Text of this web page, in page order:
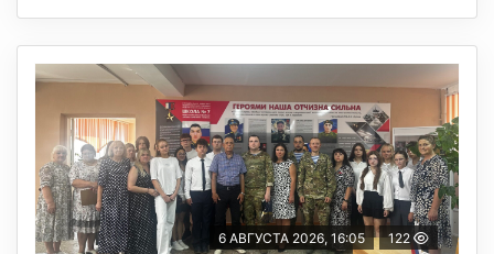
6 АВГУСТА 2026, 16:05 122